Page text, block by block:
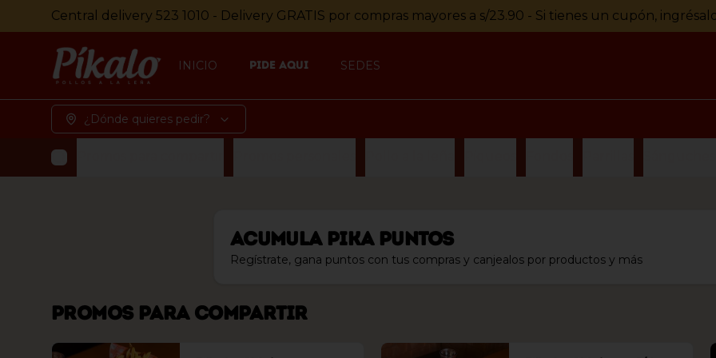
Central delivery 523 1010 - Delivery GRATIS por compras mayores a s/23.90 - Si tienes un cupón,
INICIO PIDE AQUI SEDES
¿Dónde quieres pedir?
Acumula Pika Puntos
Regístrate, gana puntos con tus compras y canjealos por productos y más
Promos para compartir